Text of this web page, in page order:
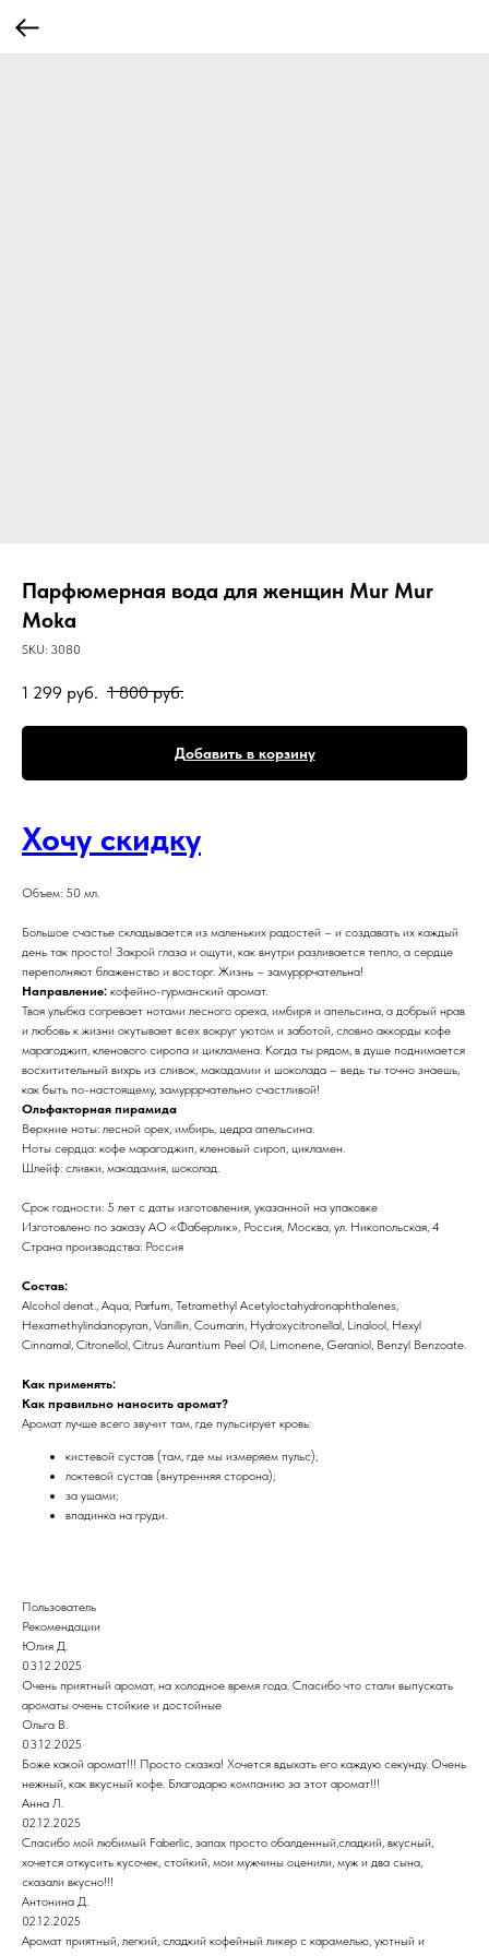
Парфюмерная вода для женщин Mur Mur
Moka
SKU: 3080
1 299 руб. 1 800 руб.
Добавить в корзину
Хочу скидку
Объем: 50 мл.
Большое счастье складывается из маленьких радостей – и создавать их каждый
день так просто! Закрой глаза и ощути, как внутри разливается тепло, а сердце
переполняют блаженство и восторг. Жизнь – замурррчательна!
Направление: кофейно-гурманский аромат.
Твоя улыбка согревает нотами лесного ореха, имбиря и апельсина, а добрый нрав
и любовь к жизни окутывает всех вокруг уютом и заботой, словно аккорды кофе
марагоджип, кленового сиропа и цикламена. Когда ты рядом, в душе поднимается
восхитительный вихрь из сливок, макадамии и шоколада – ведь ты точно знаешь,
как быть по-настоящему, замурррчательно счастливой!
Ольфакторная пирамида
Верхние ноты: лесной орех, имбирь, цедра апельсина.
Ноты сердца: кофе марагоджип, кленовый сироп, цикламен.
Шлейф: сливки, макадамия, шоколад.
Срок годности: 5 лет с даты изготовления, указанной на упаковке
Изготовлено по заказу АО «Фаберлик», Россия, Москва, ул. Никопольская, 4
Страна производства: Россия
Состав:
Alcohol denat., Aqua, Parfum, Tetramethyl Acetyloctahydronaphthalenes,
Hexamethylindanopyran, Vanillin, Coumarin, Hydroxycitronellal, Linalool, Hexyl
Cinnamal, Citronellol, Citrus Aurantium Peel Oil, Limonene, Geraniol, Benzyl Benzoate.
Как применять:
Как правильно наносить аромат?
Аромат лучше всего звучит там, где пульсирует кровь:
кистевой сустав (там, где мы измеряем пульс);
локтевой сустав (внутренняя сторона);
за ушами;
впадинка на груди.
Пользователь
Рекомендации
Юлия Д.
03.12.2025
Очень приятный аромат, на холодное время года. Спасибо что стали выпускать
ароматы очень стойкие и достойные
Ольга В.
03.12.2025
Боже какой аромат!!! Просто сказка! Хочется вдыхать его каждую секунду. Очень
нежный, как вкусный кофе. Благодарю компанию за этот аромат!!!
Анна Л.
02.12.2025
Спасибо мой любимый Faberlic, запах просто обалденный,сладкий, вкусный,
хочется откусить кусочек, стойкий, мои мужчины оценили, муж и два сына,
сказали вкусно!!!
Антонина Д.
02.12.2025
Аромат приятный, легкий, сладкий кофейный ликер с карамелью, уютный и